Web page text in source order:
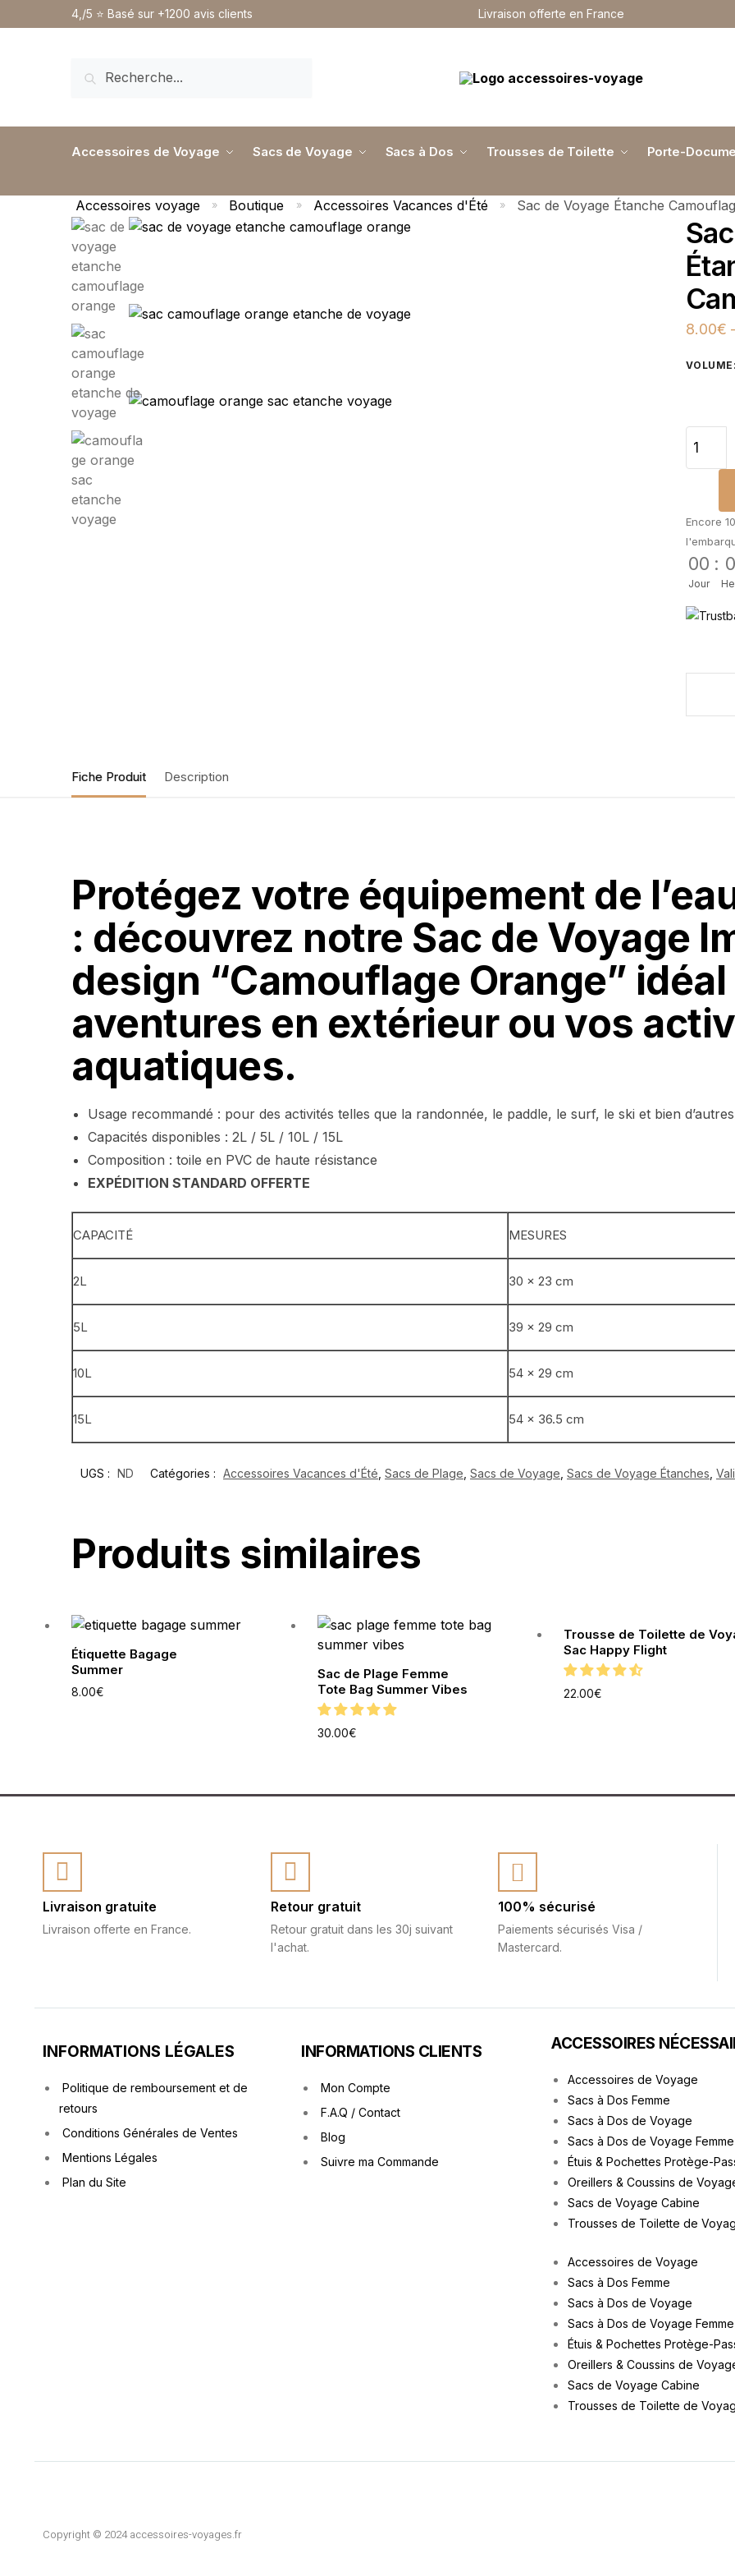
4,/5 ⭐️ Basé sur +1200 avis clients Livraison offerte en France
RECHERCHE
Accessoires de Voyage Sacs de Voyage Sacs à Dos Trousses de Toilette Porte-
Accessoires voyage » Boutique » Accessoires Vacances d'Été » Sac de Voyage Étanche
8.00€
VOLUME
Encore
00
Jour
:
Fiche Produit Description
Protégez votre équipement de
: découvrez notre Sac de Voyage
design “Camouflage Orange”
aventures en extérieur ou vos
aquatiques.
Usage recommandé : pour des activités telles que la randonnée, le paddle, le surf, le ski et bien
Capacités disponibles : 2L / 5L / 10L / 15L
Composition : toile en PVC de haute résistance
EXPÉDITION STANDARD OFFERTE
CAPACITÉ MESURES
2L 30 x 23 cm
5L 39 x 29 cm
10L 54 x 29 cm
15L 54 x 36.5 cm
UGS : ND Catégories : Accessoires Vacances d'Été Sacs de Plage Sacs de Voyage Sacs de Voyage Étanches
Produits similaires
Étiquette Bagage
Summer
8.00€
Sac de Plage Femme
Tote Bag Summer Vibes
30.00€
Trousse de Toilette de
Sac Happy Flight
22.00€
Livraison gratuite
Livraison offerte en France.
Retour gratuit
Retour gratuit dans les 30j suivant
l'achat.
100% sécurisé
Paiements sécurisés Visa /
Mastercard.
INFORMATIONS LÉGALES
Politique de remboursement et de
retours
Conditions Générales de Ventes
Mentions Légales
Plan du Site
INFORMATIONS CLIENTS
Mon Compte
F.A.Q / Contact
Blog
Suivre ma Commande
ACCESSOIRES
Accessoires de Voyage
Sacs à Dos Femme
Sacs à Dos de Voyage
Sacs à Dos de Voyage Femme
Étuis & Pochettes Protège-
Oreillers & Coussins de
Sacs de Voyage Cabine
Trousses de Toilette de
Accessoires de Voyage
Sacs à Dos Femme
Sacs à Dos de Voyage
Sacs à Dos de Voyage Femme
Étuis & Pochettes Protège-
Oreillers & Coussins de
Sacs de Voyage Cabine
Trousses de Toilette de
Copyright © 2024 accessoires-voyages.fr